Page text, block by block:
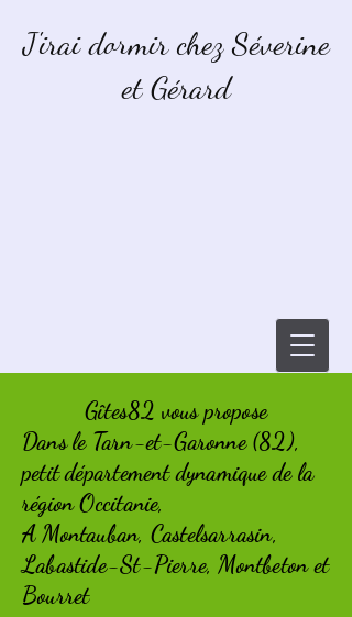
J'irai dormir chez Séverine
et Gérard
Gîtes82 vous propose
Dans le Tarn-et-Garonne (82),
petit département dynamique de la
région Occitanie,
A Montauban, Castelsarrasin,
Labastide-St-Pierre, Montbeton et
Bourret